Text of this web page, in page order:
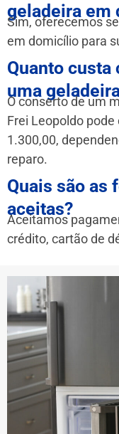
geladeira em
Sim, oferecemos
em domicílio para
Quanto
uma
O conserto de um
Frei Leopoldo pode
1.300,00,
reparo.
Quais são as
aceitas?
Aceitamos
crédito, cartão de